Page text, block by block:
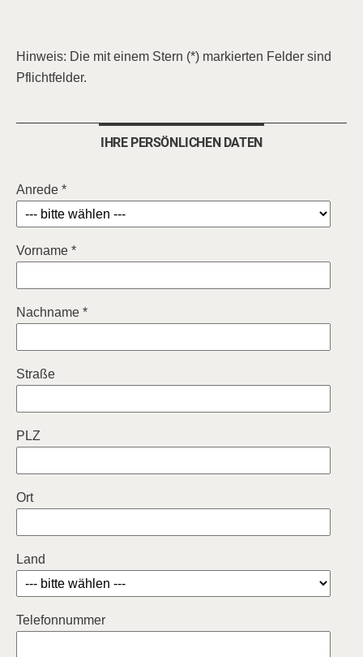
Hinweis: Die mit einem Stern (*) markierten Felder sind
Pflichtfelder.
IHRE PERSÖNLICHEN DATEN
Anrede *
Vorname *
Nachname *
Straße
PLZ
Ort
Land
Telefonnummer